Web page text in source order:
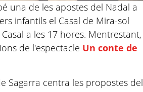
una de les apostes del Nadal a
infantils el Casal de Mira-sol
a les 17 hores. Mentrestant,
de l'espectacle Un conte de
Sagarra centra les propostes del